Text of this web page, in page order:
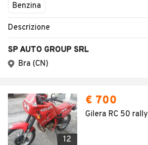
Benzina
Descrizione
SP AUTO GROUP SRL
Bra (CN)
12
€ 700
Gilera RC 50 rally